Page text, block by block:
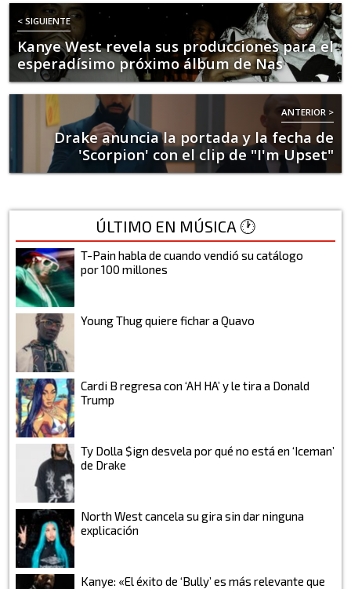
< SIGUIENTE
Kanye West revela sus producciones para el
esperadísimo próximo álbum de Nas
ANTERIOR >
Drake anuncia la portada y la fecha de
'Scorpion' con el clip de "I'm Upset"
ÚLTIMO EN MÚSICA 🕐
T-Pain habla de cuando vendió su catálogo
por 100 millones
Young Thug quiere fichar a Quavo
Cardi B regresa con ‘AH HA’ y le tira a Donald
Trump
Ty Dolla $ign desvela por qué no está en ‘Iceman’
de Drake
North West cancela su gira sin dar ninguna
explicación
Kanye: «El éxito de ‘Bully’ es más relevante que